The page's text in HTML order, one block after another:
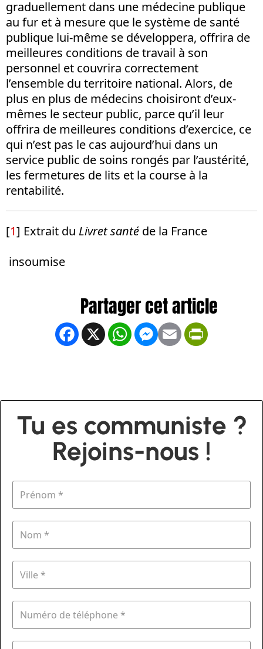
graduellement dans une médecine publique
au fur et à mesure que le système de santé
publique lui-même se développera, offrira de
meilleures conditions de travail à son
personnel et couvrira correctement
l’ensemble du territoire national. Alors, de
plus en plus de médecins choisiront d’eux-
mêmes le secteur public, parce qu’il leur
offrira de meilleures conditions d’exercice, ce
qui n’est pas le cas aujourd’hui dans un
service public de soins rongés par l’austérité,
les fermetures de lits et la course à la
rentabilité.
[1] Extrait du Livret santé de la France
insoumise
Facebook
X WhatsApp
Messenger
Email
Tu es communiste ?
Rejoins-nous !